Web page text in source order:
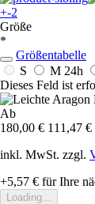
+-2
Größe
*
Größentabelle
S
M 24h
Dieses Feld ist
Ab
180,00 € 111,47 €
inkl. MwSt. zzgl.
+5,57 € für Ihre
Loading...